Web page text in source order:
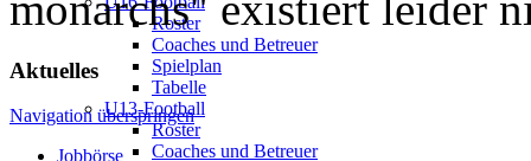
Roster
Coaches und Betreuer
Spielplan
Tabelle
U13-Football
Roster
Coaches und Betreuer
Aktuelles
Navigation überspringen
Jobbörse